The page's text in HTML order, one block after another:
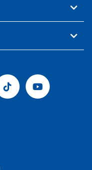
Tiktok Youtube